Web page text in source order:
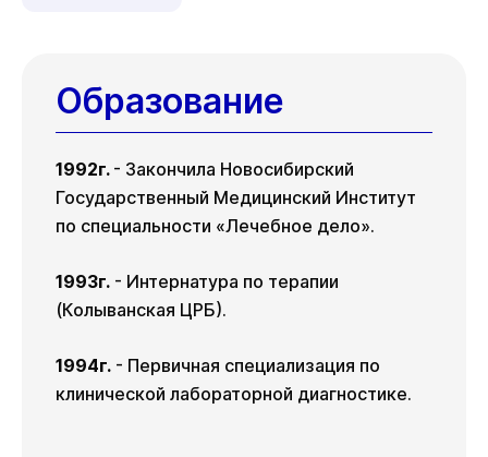
Образование
1992г. - Закончила Новосибирский
Государственный Медицинский Институт
по специальности «Лечебное дело».
1993г. - Интернатура по терапии
(Колыванская ЦРБ).
1994г. - Первичная специализация по
клинической лабораторной диагностике.